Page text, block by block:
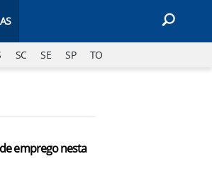
SC SE SP TO
emprego nesta